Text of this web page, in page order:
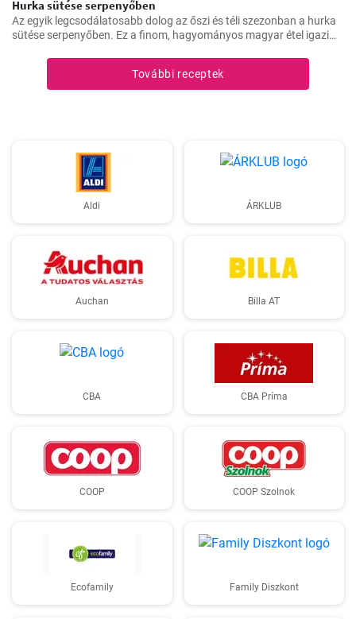
Hurka sütése serpenyőben
Az egyik legcsodálatosabb dolog az őszi és téli szezonban a hurka
sütése serpenyőben. Ez a finom, hagyományos magyar étel igazi
választás az ünnepi fogadások vagy a családi összejövetelek
További receptek
Aldi ÁRKLUB
Auchan Billa AT
CBA CBA Príma
COOP COOP Szolnok
Ecofamily Family Diszkont